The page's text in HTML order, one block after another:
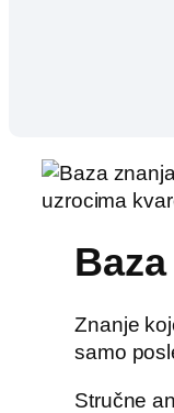
Znanje
samo
Stručne